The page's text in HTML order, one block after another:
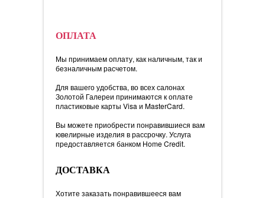
ОПЛАТА
Мы принимаем оплату, как наличным, так и
безналичным расчетом.
Для вашего удобства, во всех салонах
Золотой Галереи принимаются к оплате
пластиковые карты Visa и MasterCard.
Вы можете приобрести понравившиеся вам
ювелирные изделия в рассрочку. Услуга
предоставляется банком Home Credit.
ДОСТАВКА
Хотите заказать понравившееся вам